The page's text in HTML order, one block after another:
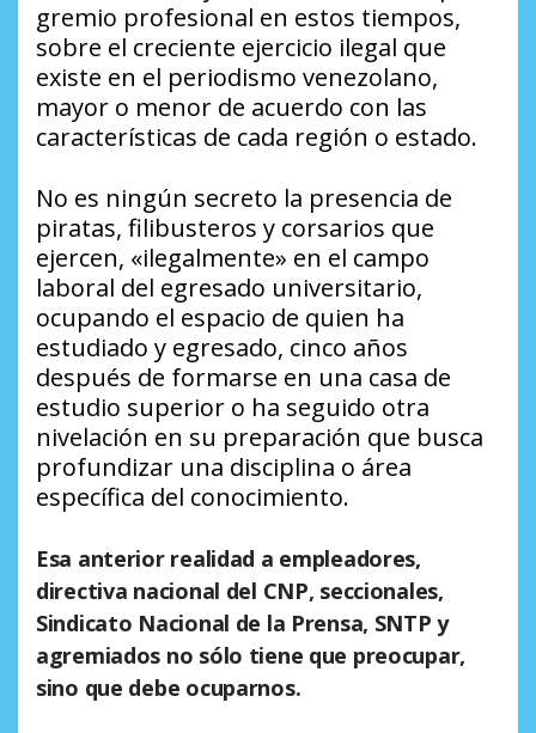
gremio profesional en estos tiempos,
sobre el creciente ejercicio ilegal que
existe en el periodismo venezolano,
mayor o menor de acuerdo con las
características de cada región o estado.
No es ningún secreto la presencia de
piratas, filibusteros y corsarios que
ejercen, «ilegalmente» en el campo
laboral del egresado universitario,
ocupando el espacio de quien ha
estudiado y egresado, cinco años
después de formarse en una casa de
estudio superior o ha seguido otra
nivelación en su preparación que busca
profundizar una disciplina o área
específica del conocimiento.
Esa anterior realidad a empleadores,
directiva nacional del CNP, seccionales,
Sindicato Nacional de la Prensa, SNTP y
agremiados no sólo tiene que preocupar,
sino que debe ocuparnos.